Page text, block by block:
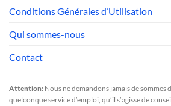
Conditions Générales d’Utilisation
Qui sommes-nous
Contact
Attention: Nous ne demandons jamais de
quelconque service d’emploi, qu’il s’agisse de